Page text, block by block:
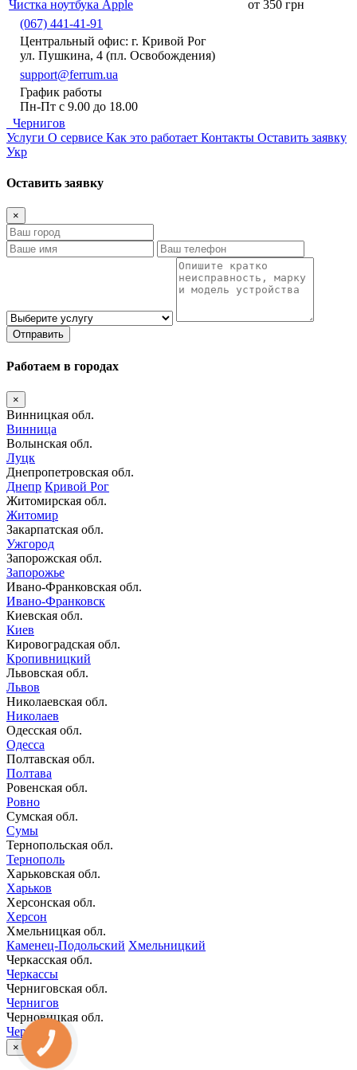
Чистка ноутбука Apple
от 350 грн
(067) 441-41-91
Центральный офис: г. Кривой Рог
ул. Пушкина, 4 (пл. Освобождения)
support@ferrum.ua
График работы
Пн-Пт с 9.00 до 18.00
Чернигов
Услуги О сервисе Как это работает Контакты Оставить заявку
Укр
Оставить заявку
×
Отправить
Работаем в городах
×
Винницкая обл.
Винница
Волынская обл.
Луцк
Днепропетровская обл.
Днепр Кривой Рог
Житомирская обл.
Житомир
Закарпатская обл.
Ужгород
Запорожская обл.
Запорожье
Ивано-Франковская обл.
Ивано-Франковск
Киевская обл.
Киев
Кировоградская обл.
Кропивницкий
Львовская обл.
Львов
Николаевская обл.
Николаев
Одесская обл.
Одесса
Полтавская обл.
Полтава
Ровенская обл.
Ровно
Сумская обл.
Сумы
Тернопольская обл.
Тернополь
Харьковская обл.
Харьков
Херсонская обл.
Херсон
Хмельницкая обл.
Каменец-Подольский Хмельницкий
Черкасская обл.
Черкассы
Черниговская обл.
Чернигов
Черновицкая обл.
Черновцы
×
КНОПКА
ЗВ'ЯЗКУ